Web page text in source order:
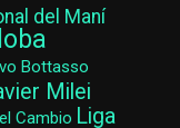
del Maní
Bottasso
Milei
Cambio Liga